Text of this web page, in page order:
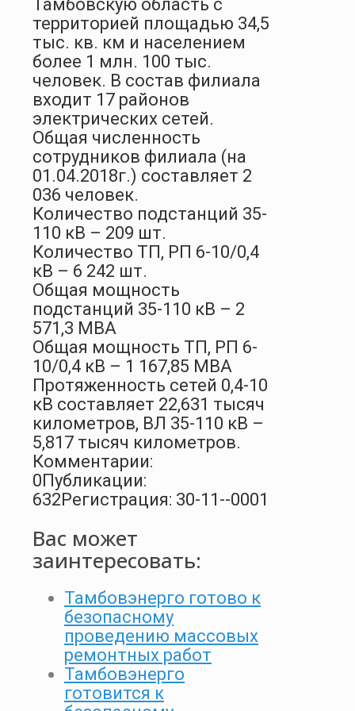
Тамбовскую область с
территорией площадью 34,5
тыс. кв. км и населением
более 1 млн. 100 тыс.
человек. В состав филиала
входит 17 районов
электрических сетей.
Общая численность
сотрудников филиала (на
01.04.2018г.) составляет 2
036 человек.
Количество подстанций 35-
110 кВ – 209 шт.
Количество ТП, РП 6-10/0,4
кВ – 6 242 шт.
Общая мощность
подстанций 35-110 кВ – 2
571,3 МВА
Общая мощность ТП, РП 6-
10/0,4 кВ – 1 167,85 МВА
Протяженность сетей 0,4-10
кВ составляет 22,631 тысяч
километров, ВЛ 35-110 кВ –
5,817 тысяч километров.
Комментарии:
0 Публикации:
632 Регистрация: 30-11--0001
Вас может
заинтересовать:
Тамбовэнерго готово к
безопасному
проведению массовых
ремонтных работ
Тамбовэнерго
готовится к